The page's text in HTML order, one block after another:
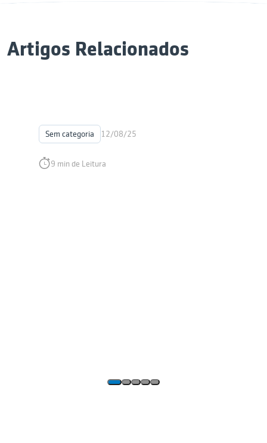
Artigos Relacionados
Sem categoria 12/08/25
9 min de Leitura